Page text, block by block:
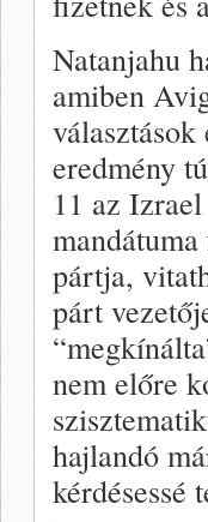
Natanjahu
amiben
eredmény
11 az
pártja,
párt
nem előre
hajlandó
kérdésessé